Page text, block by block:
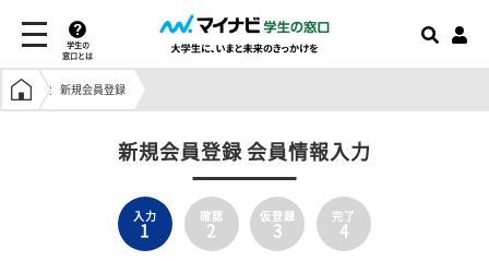
学生の
窓口とは
学生の窓口トップ
新規会員登録
新規会員登録 会員情報入力
入力
1
確認
2
仮登録
3
完了
4